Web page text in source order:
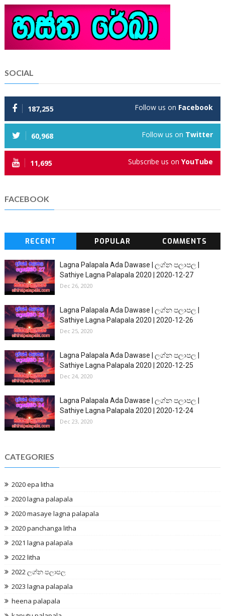
SOCIAL
187,255 Follow us on Facebook
60,968 Follow us on Twitter
11,695 Subscribe us onYouTube
FACEBOOK
RECENT POPULAR COMMENTS
Lagna Palapala Ada Dawase | ලග්න පලාපල |
Sathiye Lagna Palapala 2020 | 2020-12-27
Dec 26, 2020
Lagna Palapala Ada Dawase | ලග්න පලාපල |
Sathiye Lagna Palapala 2020 | 2020-12-26
Dec 25, 2020
Lagna Palapala Ada Dawase | ලග්න පලාපල |
Sathiye Lagna Palapala 2020 | 2020-12-25
Dec 24, 2020
Lagna Palapala Ada Dawase | ලග්න පලාපල |
Sathiye Lagna Palapala 2020 | 2020-12-24
Dec 23, 2020
CATEGORIES
2020 epa litha
2020 lagna palapala
2020 masaye lagna palapala
2020 panchanga litha
2021 lagna palapala
2022 litha
2022 ලග්න පලාපල
2023 lagna palapala
heena palapala